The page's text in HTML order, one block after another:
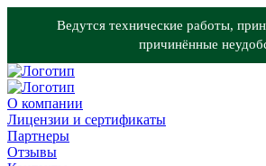
Ведутся технические работы,
причинённые
О компании
Лицензии и сертификаты
Партнеры
Отзывы